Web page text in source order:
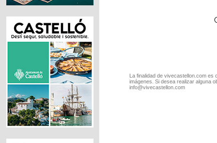
La finalidad de vivecastellon.com
imágenes. Si desea realizar alguna
info@vivecastellon.com